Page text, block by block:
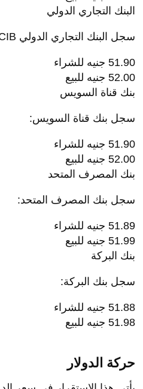
البنك التجاري الدولي
سجل البنك التجاري الدولي CIB:
51.90 جنيه للشراء
52.00 جنيه للبيع
بنك قناة السويس
سجل بنك قناة السويس:
51.90 جنيه للشراء
52.00 جنيه للبيع
بنك المصرف المتحد
سجل بنك المصرف المتحد:
51.89 جنيه للشراء
51.99 جنيه للبيع
بنك البركة
سجل بنك البركة:
51.88 جنيه للشراء
51.98 جنيه للبيع
حركة الدولار